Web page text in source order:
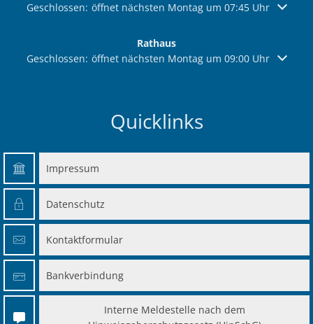
Klicken, um weitere Öffnungs- oder Schließzeiten
Geschlossen: öffnet nächsten Montag um 07:45 Uhr
Rathaus
Klicken, um weitere Öffnungs- oder Schließzeiten
Geschlossen: öffnet nächsten Montag um 09:00 Uhr
Quicklinks
Impressum
Datenschutz
Kontaktformular
Bankverbindung
Interne Meldestelle nach dem